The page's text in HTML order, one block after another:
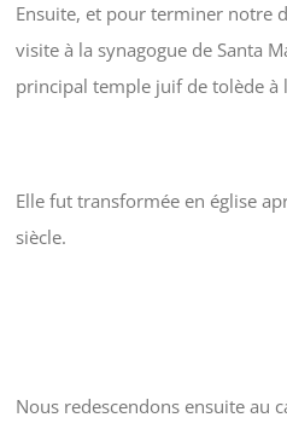
Ensuite, et pour terminer notre
visite à la synagogue de Santa
principal temple juif de tolède à
Elle fut transformée en église
siècle.
Nous redescendons ensuite au